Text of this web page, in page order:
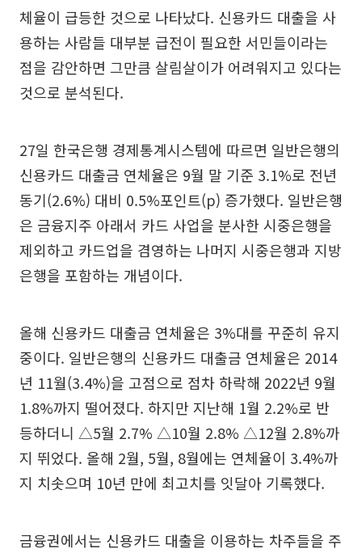
체율이 급등한 것으로 나타났다. 신용카드 대출을 사
용하는 사람들 대부분 급전이 필요한 서민들이라는
점을 감안하면 그만큼 살림살이가 어려워지고 있다는
것으로 분석된다.
27일 한국은행 경제통계시스템에 따르면 일반은행의
신용카드 대출금 연체율은 9월 말 기준 3.1%로 전년
동기(2.6%) 대비 0.5%포인트(p) 증가했다. 일반은행
은 금융지주 아래서 카드 사업을 분사한 시중은행을
제외하고 카드업을 겸영하는 나머지 시중은행과 지방
은행을 포함하는 개념이다.
올해 신용카드 대출금 연체율은 3%대를 꾸준히 유지
중이다. 일반은행의 신용카드 대출금 연체율은 2014
년 11월(3.4%)을 고점으로 점차 하락해 2022년 9월
1.8%까지 떨어졌다. 하지만 지난해 1월 2.2%로 반
등하더니 △5월 2.7% △10월 2.8% △12월 2.8%까
지 뛰었다. 올해 2월, 5월, 8월에는 연체율이 3.4%까
지 치솟으며 10년 만에 최고치를 잇달아 기록했다.
금융권에서는 신용카드 대출을 이용하는 차주들을 주